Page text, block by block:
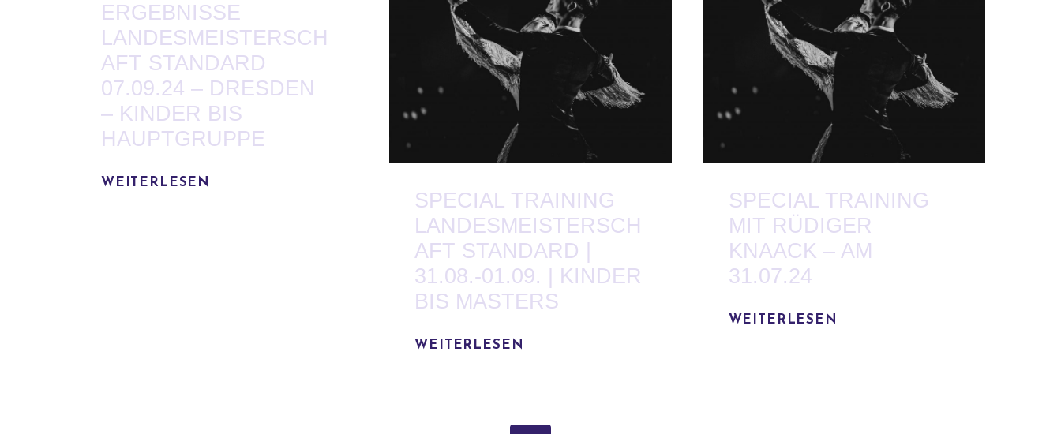
ERGEBNISSE
LANDESMEISTERSCH
AFT STANDARD
07.09.24 – DRESDEN
– KINDER BIS
HAUPTGRUPPE
WEITERLESEN
SPECIAL TRAINING
LANDESMEISTERSCH
AFT STANDARD |
31.08.-01.09. | KINDER
BIS MASTERS
WEITERLESEN
SPECIAL TRAINING
MIT RÜDIGER
KNAACK – AM
31.07.24
WEITERLESEN